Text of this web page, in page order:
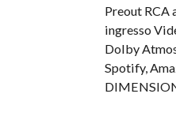
Preout RCA
ingresso
Dolby
Spotify,